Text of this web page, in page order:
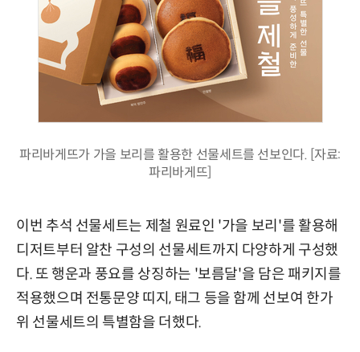
파리바게뜨가 가을 보리를 활용한 선물세트를 선보인다. [자료:
파리바게뜨]
이번 추석 선물세트는 제철 원료인 '가을 보리'를 활용해
디저트부터 알찬 구성의 선물세트까지 다양하게 구성했
다. 또 행운과 풍요를 상징하는 '보름달'을 담은 패키지를
적용했으며 전통문양 띠지, 태그 등을 함께 선보여 한가
위 선물세트의 특별함을 더했다.